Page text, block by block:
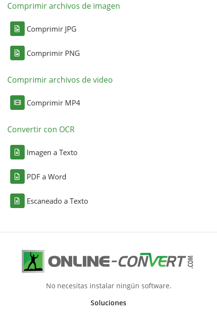
Comprimir archivos de imagen
Comprimir JPG
Comprimir PNG
Comprimir archivos de video
Comprimir MP4
Convertir con OCR
Imagen a Texto
PDF a Word
Escaneado a Texto
No necesitas instalar ningún software.
Soluciones